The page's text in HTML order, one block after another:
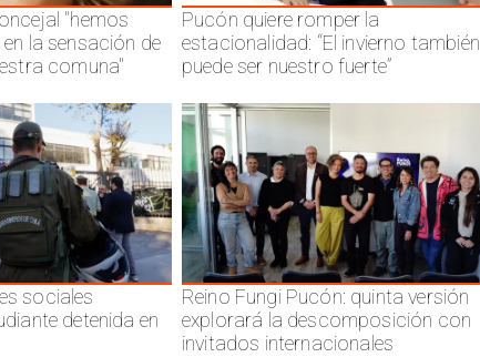
"hemos
la sensación de
comuna"
Pucón quiere romper la
estacionalidad: “El invierno también
puede ser nuestro fuerte”
sociales
detenida en
Reino Fungi Pucón: quinta versión
explorará la descomposición con
invitados internacionales